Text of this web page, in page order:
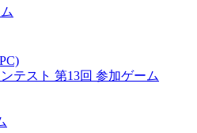
テスト 第13回 参加ゲーム